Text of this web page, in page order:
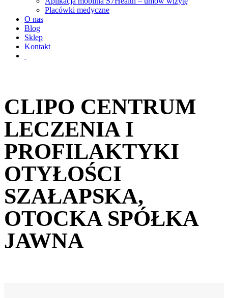
Placówki medyczne
O nas
Blog
Sklep
Kontakt
CLIPO CENTRUM
LECZENIA I
PROFILAKTYKI
OTYŁOŚCI
SZAŁAPSKA,
OTOCKA SPÓŁKA
JAWNA